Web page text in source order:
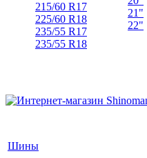
215/60 R17
225/60 R18
235/55 R17
235/55 R18
21"
22"
Шины